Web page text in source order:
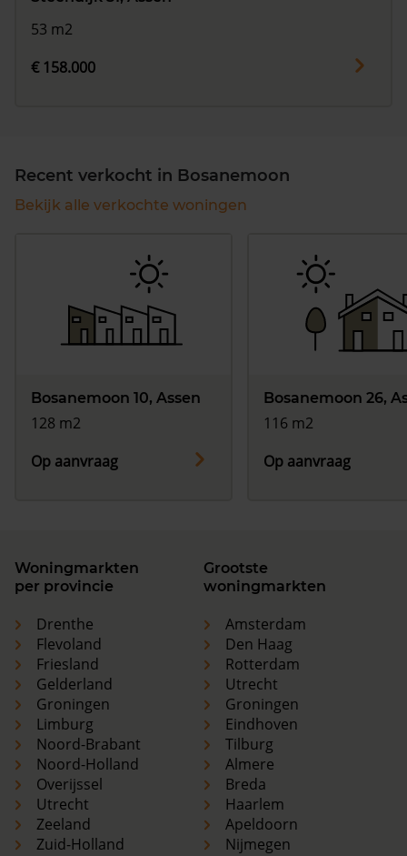
53 m2
€ 158.000
Recent verkocht in Bosanemoon
Bekijk alle verkochte woningen
Bosanemoon 10, Assen
128 m2
Op aanvraag
Bosanemoon 26,
116 m2
Op aanvraag
Woningmarkten
per provincie
Drenthe
Flevoland
Friesland
Gelderland
Groningen
Limburg
Noord-Brabant
Noord-Holland
Overijssel
Utrecht
Zeeland
Zuid-Holland
Grootste
woningmarkten
Amsterdam
Den Haag
Rotterdam
Utrecht
Groningen
Eindhoven
Tilburg
Almere
Breda
Haarlem
Apeldoorn
Nijmegen